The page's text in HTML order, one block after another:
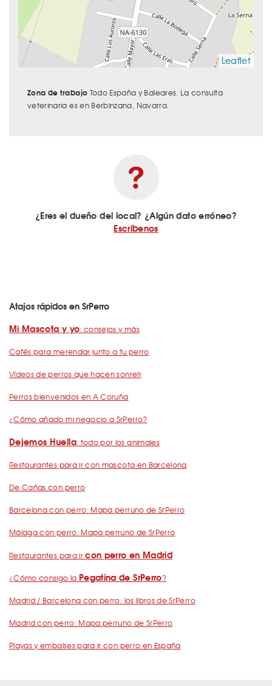
Leaflet
Zona de trabajo Todo España y Baleares. La consulta
veterinaria es en Berbinzana, Navarra.
¿Eres el dueño del local? ¿Algún dato erróneo?
Escríbenos
Atajos rápidos en SrPerro
Mi Mascota y yo: consejos y más
Cafés para merendar junto a tu perro
Vídeos de perros que hacen sonreír
Perros bienvenidos en A Coruña
¿Cómo añado mi negocio a SrPerro?
Dejemos Huella: todo por los animales
Restaurantes para ir con mascota en Barcelona
De Cañas con perro
Barcelona con perro: Mapa perruno de SrPerro
Málaga con perro: Mapa perruno de SrPerro
Restaurantes para ircon perro en Madrid
¿Cómo consigo la Pegatina de SrPerro?
Madrid / Barcelona con perro: los libros de SrPerro
Madrid con perro: Mapa perruno de SrPerro
Playas y embalses para ir con perro en España